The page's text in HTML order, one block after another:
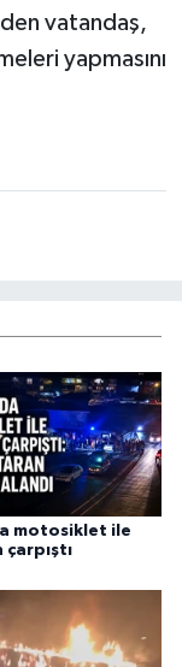
vatandaş,
yapmasını
motosiklet ile